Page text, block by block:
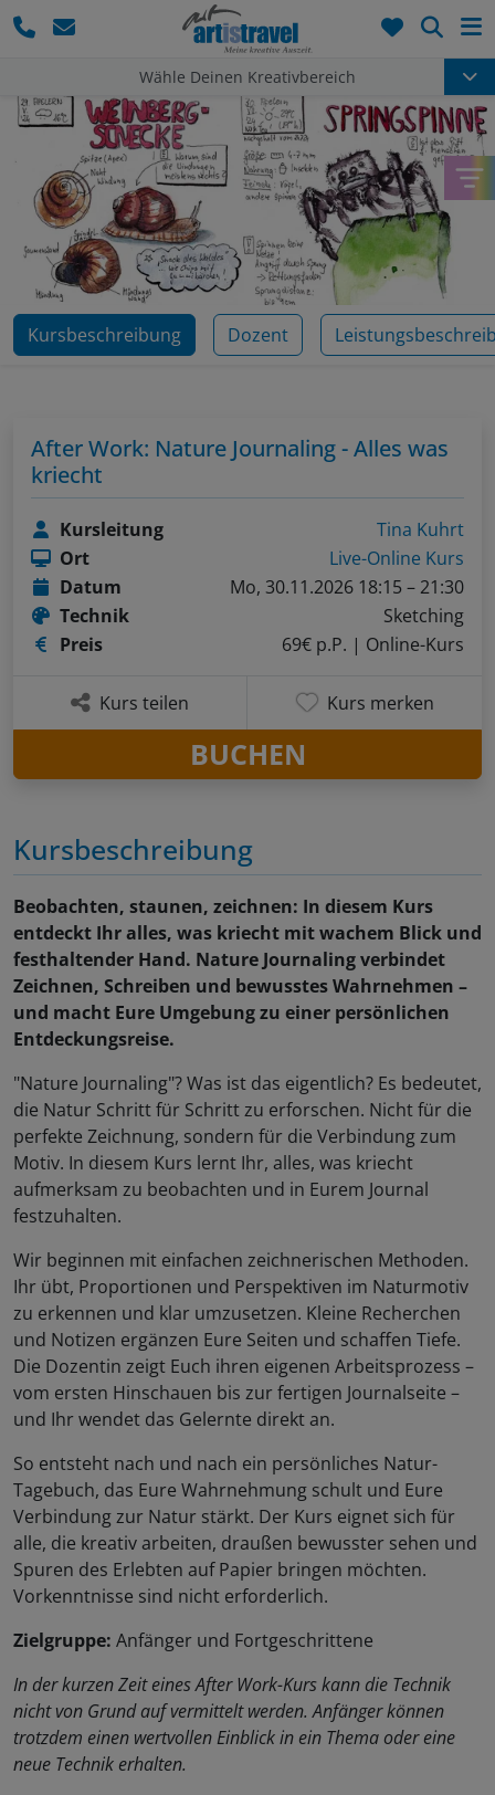
Wähle Deinen Kreativbereich
Kursbeschreibung Dozent
Kursbeschreibung
Beobachten, staunen, zeichnen: In diesem Kurs
entdeckt Ihr alles, was kriecht mit wachem Blick und
festhaltender Hand. Nature Journaling verbindet
Zeichnen, Schreiben und bewusstes Wahrnehmen –
und macht Eure Umgebung zu einer persönlichen
Entdeckungsreise.
"Nature Journaling"? Was ist das eigentlich? Es bedeutet,
die Natur Schritt für Schritt zu erforschen. Nicht für die
perfekte Zeichnung, sondern für die Verbindung zum
Motiv. In diesem Kurs lernt Ihr, alles, was kriecht
aufmerksam zu beobachten und in Eurem Journal
festzuhalten.
Wir beginnen mit einfachen zeichnerischen Methoden.
Ihr übt, Proportionen und Perspektiven im Naturmotiv
zu erkennen und klar umzusetzen. Kleine Recherchen
und Notizen ergänzen Eure Seiten und schaffen Tiefe.
Die Dozentin zeigt Euch ihren eigenen Arbeitsprozess –
vom ersten Hinschauen bis zur fertigen Journalseite –
und Ihr wendet das Gelernte direkt an.
So entsteht nach und nach ein persönliches Natur-
Tagebuch, das Eure Wahrnehmung schult und Eure
Verbindung zur Natur stärkt. Der Kurs eignet sich für
alle, die kreativ arbeiten, draußen bewusster sehen und
Spuren des Erlebten auf Papier bringen möchten.
Vorkenntnisse sind nicht erforderlich.
Zielgruppe: Anfänger und Fortgeschrittene
In der kurzen Zeit eines After Work-Kurs kann die Technik
nicht von Grund auf vermittelt werden. Anfänger können
trotzdem einen wertvollen Einblick in ein Thema oder eine
neue Technik erhalten.
After Work: Nature Journaling - Alles was
kriecht
Kursleitung
Tina Kuhrt
Ort
Live-Online Kurs
Datum
Mo, 30.11.2026 18:15 – 21:30
Technik
Sketching
Preis
69€ p.P. | Online-Kurs
Kurs teilen Kurs merken
BUCHEN